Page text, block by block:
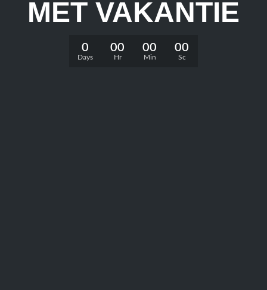
MET VAKANTIE
0
Days
00
Hr
00
Min
00
Sc